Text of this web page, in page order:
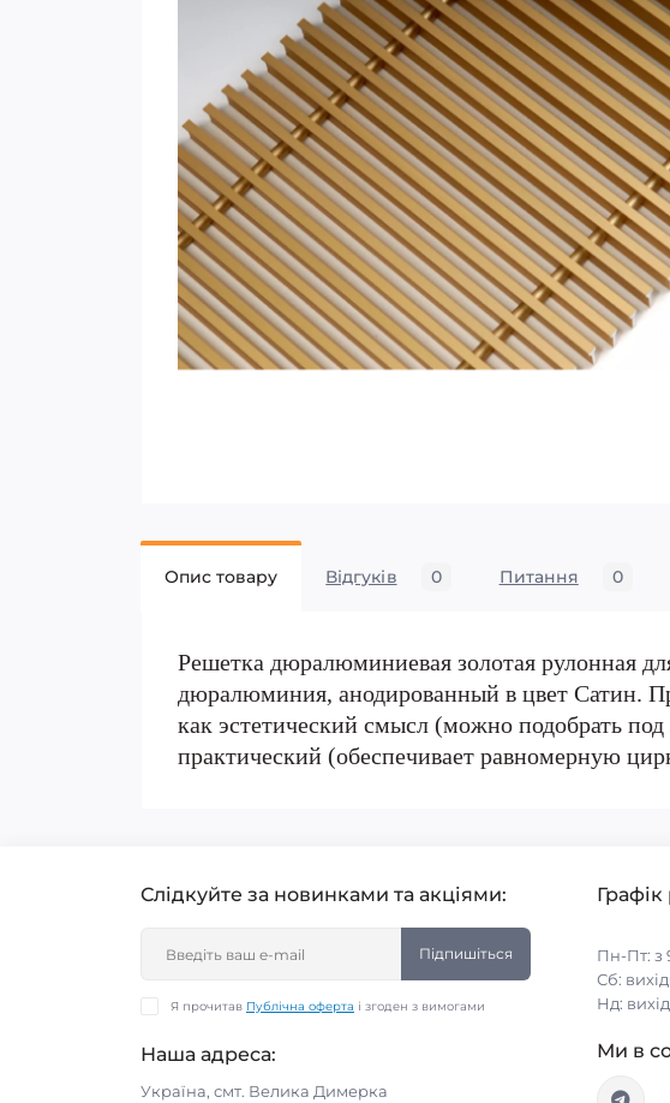
Опис товару Відгуків 0 Питання 0
Решетка дюралюминиевая золотая рулонная
дюралюминия, анодированный в цвет Сатин.
как эстетический смысл (можно подобрать
практический (обеспечивает равномерную
Слідкуйте за новинками та акціями:
Підпишіться
Я прочитав Публічна оферта і згоден з вимогами
Наша адреса:
Україна, смт. Велика Димерка
Пн-Пт: з
Сб:
Нд:
Ми в